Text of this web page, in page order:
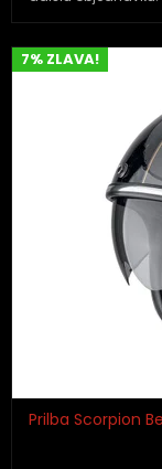
7% ZLAVA!
Prilba Scorpion